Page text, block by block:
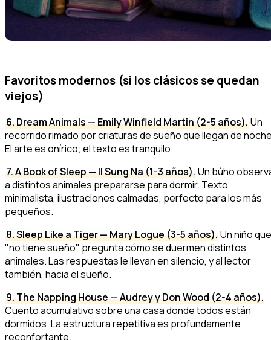
Favoritos modernos (si los clásicos se quedan
viejos)
6. Dream Animals — Emily Winfield Martin (2-5 años). Un
recorrido rimado por criaturas de sueño que llegan de
El arte es onírico; el texto es tranquilo.
7. A Book of Sleep — Il Sung Na (1-3 años). Un búho
a distintos animales prepararse para dormir. Texto
minimalista, ilustraciones calmadas, perfecto para los más
pequeños.
8. Sleep Like a Tiger — Mary Logue (3-5 años). Un niño
"no tiene sueño" pregunta cómo se duermen distintos
animales. Las respuestas le llevan en silencio, y al lector
también, hacia el sueño.
9. The Napping House — Audrey y Don Wood (2-4 años).
Cuento acumulativo sobre una casa donde todos están
dormidos. La estructura repetitiva es profundamente
reconfortante.